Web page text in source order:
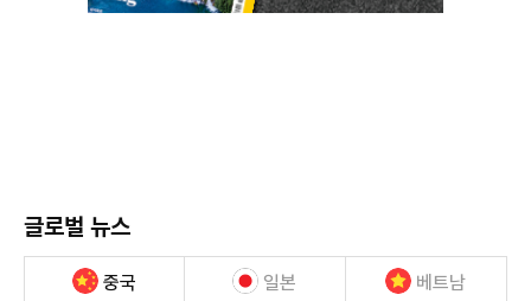
글로벌 뉴스
중국 일본 베트남